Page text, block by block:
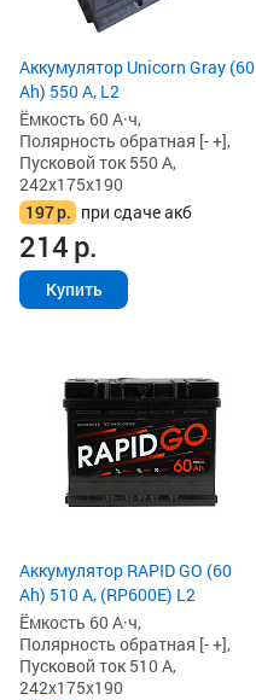
Аккумулятор Unicorn Gray (60
Ah) 550 А, L2
Ёмкость 60 А·ч,
Полярность обратная [- +],
Пусковой ток 550 А,
242x175x190
197р. при сдаче акб
214р.
Купить
Аккумулятор RAPID GO (60
Ah) 510 А, (RP600E) L2
Ёмкость 60 А·ч,
Полярность обратная [- +],
Пусковой ток 510 А,
242x175x190